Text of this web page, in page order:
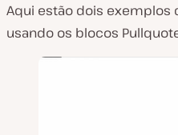
Aqui estão dois
usando os blocos